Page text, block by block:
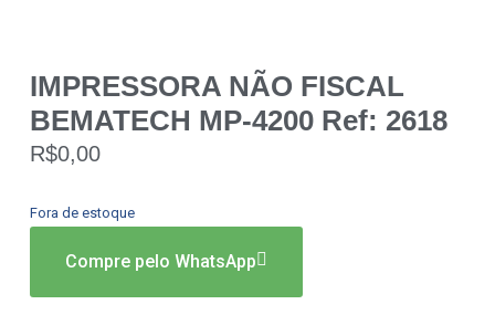
IMPRESSORA NÃO FISCAL
BEMATECH MP-4200 Ref: 2618
R$0,00
Fora de estoque
Compre pelo WhatsApp